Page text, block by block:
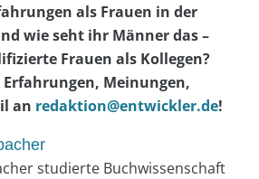
als Frauen in der
wie seht ihr Männer das –
Frauen als Kollegen?
Meinungen,
an redaktion@entwickler.de!
studierte Buchwissenschaft